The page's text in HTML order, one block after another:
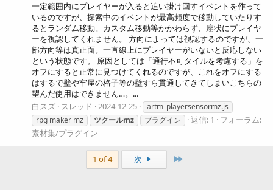
一定範囲内にプレイヤーが入ると追い掛け回すイベントを作って
いるのですが、探索中のイベントが最高頻度で移動していたりす
るとランダム移動。カスタム移動等かかわらず、扇状にプレイヤ
ーを視認してくれません。 方向によっては視認するのですが、一
部方向等は真正面。一直線上にプレイヤーがいないと反応しない
という状態です。 原因としては「通行不可タイルを考慮する」を
オフにすると正常に見つけてくれるのですが、これをオフにする
はするで壁や牢屋の格子等の壁すら貫通してきてしまいこちらの
望んだ使用はできません…。...
白スズ スレッド 2024-12-25
artm_playersensormz.js
rpg maker mz
ツクールmz プラグイン 返信: 1
フォーラム:
素材集/プラグイン
1 of 4 次